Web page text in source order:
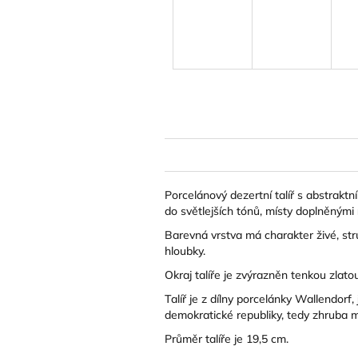
Porcelánový dezertní talíř s
do světlejších tónů, místy
Barevná vrstva má charakter živé,
hloubky.
Okraj talíře je zvýrazněn tenkou
Talíř je z dílny porcelánky
demokratické republiky, tedy zhruba
Průměr talíře je 19,5 cm.